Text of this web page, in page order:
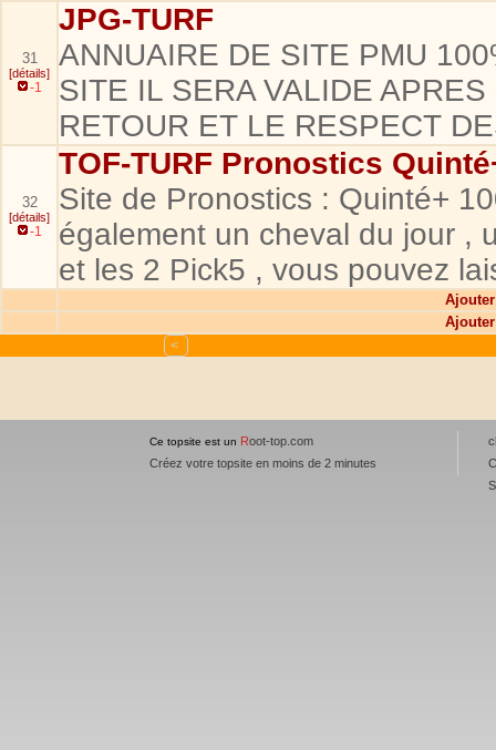
31
[détails]
-1
JPG-TURF
ANNUAIRE DE SITE PMU
SITE IL SERA VALIDE
RETOUR ET LE RESPECT
32
[détails]
-1
TOF-TURF Pronostics
Site de Pronostics : Quinté+
également un cheval du jour ,
et les 2 Pick5 , vous pouvez
<
Ce topsite est un Root-top.com
Créez votre topsite en moins de 2 minutes